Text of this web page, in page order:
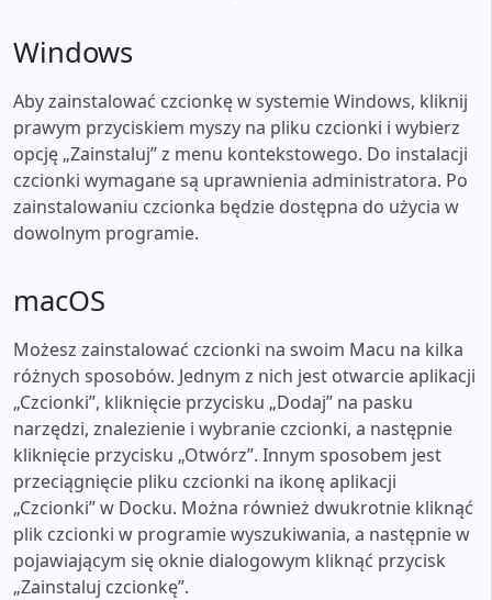
Windows
Aby zainstalować czcionkę w systemie Windows, kliknij
prawym przyciskiem myszy na pliku czcionki i wybierz
opcję „Zainstaluj” z menu kontekstowego. Do instalacji
czcionki wymagane są uprawnienia administratora. Po
zainstalowaniu czcionka będzie dostępna do użycia w
dowolnym programie.
macOS
Możesz zainstalować czcionki na swoim Macu na kilka
różnych sposobów. Jednym z nich jest otwarcie aplikacji
„Czcionki”, kliknięcie przycisku „Dodaj” na pasku
narzędzi, znalezienie i wybranie czcionki, a następnie
kliknięcie przycisku „Otwórz”. Innym sposobem jest
przeciągnięcie pliku czcionki na ikonę aplikacji
„Czcionki” w Docku. Można również dwukrotnie kliknąć
plik czcionki w programie wyszukiwania, a następnie w
pojawiającym się oknie dialogowym kliknąć przycisk
„Zainstaluj czcionkę”.